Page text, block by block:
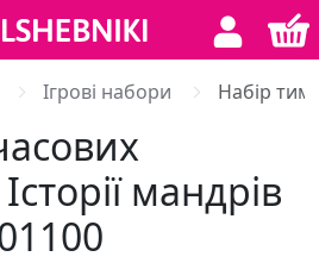
Ігрові набори Набір
мандрів